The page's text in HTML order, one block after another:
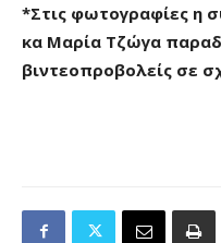
*Στις φωτογραφίες η
κα Μαρία Τζώγα
βιντεοπροβολείς σε